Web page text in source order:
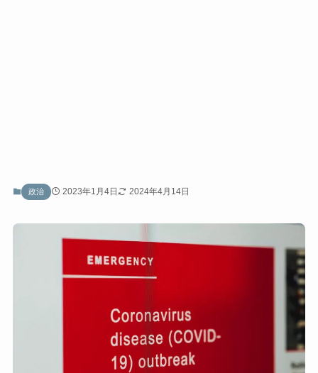
政治 2023年1月4日 2024年4月14日